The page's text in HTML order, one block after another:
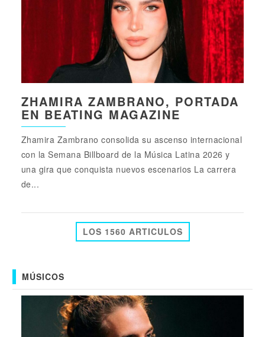
ZHAMIRA ZAMBRANO, PORTADA
EN BEATING MAGAZINE
Zhamira Zambrano consolida su ascenso internacional
con la Semana Billboard de la Música Latina 2026 y
una gira que conquista nuevos escenarios La carrera
de...
LOS 1560 ARTICULOS
MÚSICOS